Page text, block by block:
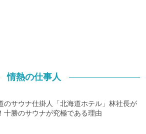
情熱の仕事人
のサウナ仕掛人「北海道ホテル」林社長が
十勝のサウナが究極である理由